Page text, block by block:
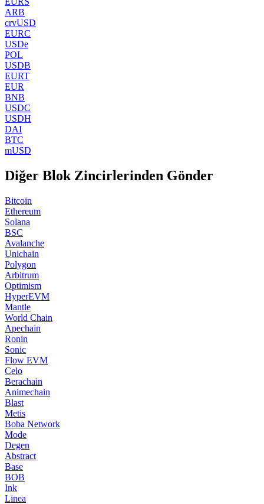
ARB
crvUSD
EURC
USDe
POL
USDB
EURT
EUR
BNB
USDC
USDH
DAI
BTC
mUSD
Diğer Blok Zincirlerinden Gönder
Bitcoin
Ethereum
Solana
BSC
Avalanche
Unichain
Polygon
Arbitrum
Optimism
HyperEVM
Mantle
World Chain
Apechain
Ronin
Sonic
Flow EVM
Celo
Berachain
Animechain
Blast
Metis
Boba Network
Mode
Degen
Abstract
Base
BOB
Ink
Linea